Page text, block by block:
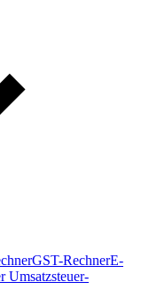
GST-RechnerE-
Umsatzsteuer-